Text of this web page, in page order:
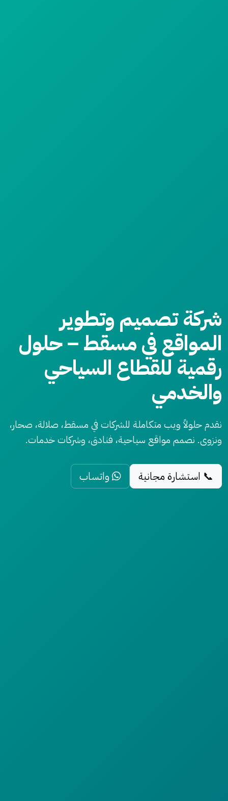
شركة تصميم وتطوير
المواقع في مسقط – حلول
رقمية للقطاع السياحي
والخدمي
نقدم حلولاً ويب متكاملة للشركات في مسقط، صلالة، صحار،
ونزوى. نصمم مواقع سياحية، فنادق، وشركات خدمات.
📞 استشارة مجانية واتساب